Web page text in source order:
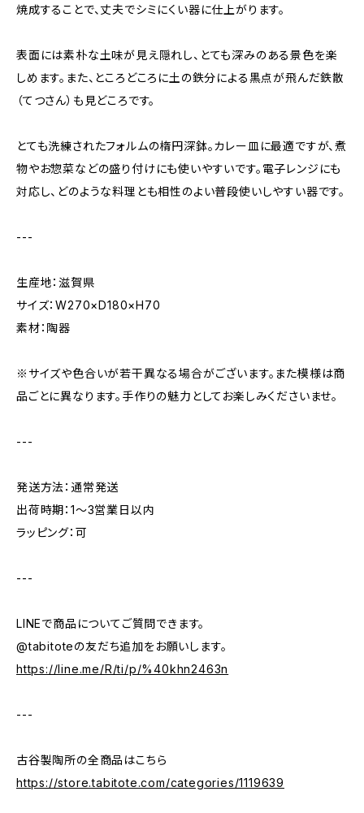
焼成することで、丈夫でシミにくい器に仕上がります。
表面には素朴な土味が見え隠れし、とても深みのある景色を楽
しめます。また、ところどころに土の鉄分による黒点が飛んだ鉄散
（てつさん）も見どころです。
とても洗練されたフォルムの楕円深鉢。カレー皿に最適ですが、煮
物やお惣菜などの盛り付けにも使いやすいです。電子レンジにも
対応し、どのような料理とも相性のよい普段使いしやすい器です。
---
生産地：滋賀県
サイズ：W270×D180×H70
素材：陶器
※サイズや色合いが若干異なる場合がございます。また模様は商
品ごとに異なります。手作りの魅力としてお楽しみくださいませ。
---
発送方法：通常発送
出荷時期：1〜3営業日以内
ラッピング：可
---
LINEで商品についてご質問できます。
@tabitoteの友だち追加をお願いします。
https://line.me/R/ti/p/%40khn2463n
---
古谷製陶所の全商品はこちら
https://store.tabitote.com/categories/1119639